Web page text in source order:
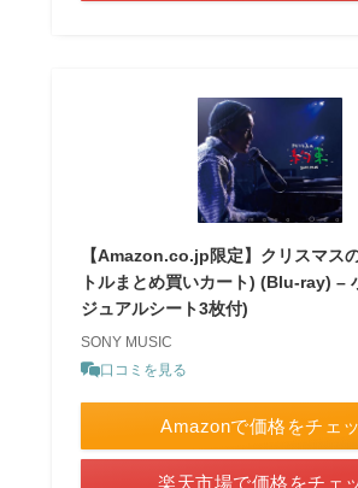
【Amazon.co.jp限定】クリスマス
トルまとめ買いカート) (Blu-ray) –
ジュアルシート3枚付)
SONY MUSIC
口コミを見る
Amazonで価格をチェ
楽天市場で価格をチェ